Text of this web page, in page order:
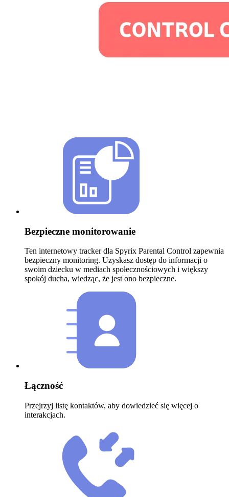
Bezpieczne monitorowanie
Ten internetowy tracker dla Spyrix Parental Control zapewnia
bezpieczny monitoring. Uzyskasz dostęp do informacji o
swoim dziecku w mediach społecznościowych i większy
spokój ducha, wiedząc, że jest ono bezpieczne.
Łączność
Przejrzyj listę kontaktów, aby dowiedzieć się więcej o
interakcjach.